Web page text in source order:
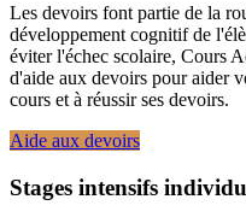
Les devoirs font partie de la
développement cognitif de
éviter l'échec scolaire, Cours
d'aide aux devoirs pour aider
cours et à réussir ses devoirs.
Aide aux devoirs
Stages intensifs